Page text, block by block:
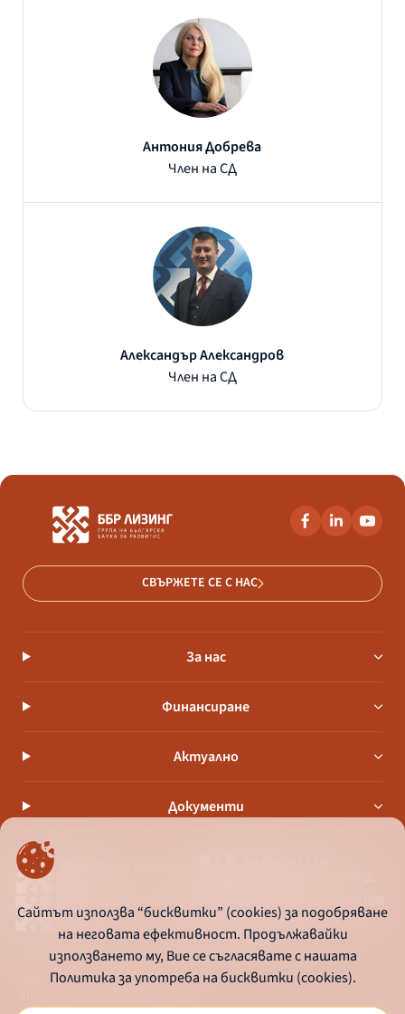
Антония Добрева
Член на СД
Александър Александров
Член на СД
СВЪРЖЕТЕ СЕ С НАС
За нас
Финансиране
Актуално
Документи
Политика за употреба на бисквитки
Сайтът използва “бисквитки” (cookies) за подобряване
на неговата ефективност. Продължавайки
използването му, Вие се съгласявате с нашата
Политика за употреба на бисквитки (cookies).